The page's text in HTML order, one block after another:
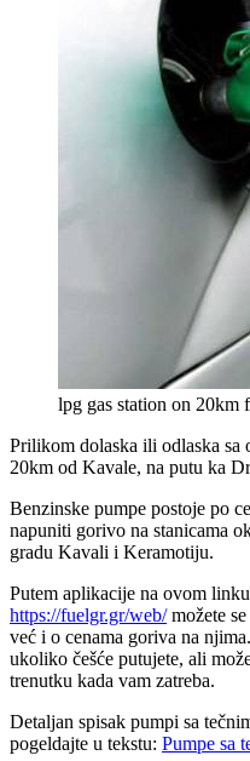
lpg gas station on 20km
Prilikom dolaska ili odlaska sa
20km od Kavale, na putu ka
Benzinske pumpe postoje po
napuniti gorivo na stanicama
gradu Kavali i Keramotiju.
Putem aplikacije na ovom linku
https://fuelgr.gr/web/možete
već i o cenama goriva na
ukoliko češće putujete, ali
trenutku kada vam zatreba.
Detaljan spisak pumpi sa
pogeldajte u tekstu: Pumpe sa